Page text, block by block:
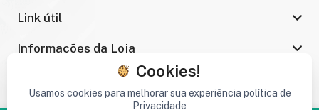
Link útil
Informações da Loja
Cookies!
Usamos cookies para melhorar sua experiência política de
Privacidade